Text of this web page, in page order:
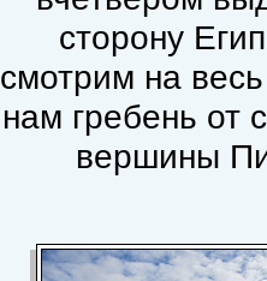
сторону
смотрим на
нам гребень от
вершины